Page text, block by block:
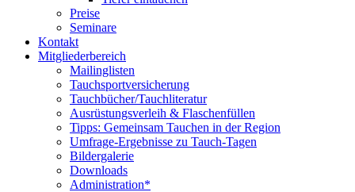
Preise
Seminare
Kontakt
Mitgliederbereich
Mailinglisten
Tauchsportversicherung
Tauchbücher/Tauchliteratur
Ausrüstungsverleih & Flaschenfüllen
Tipps: Gemeinsam Tauchen in der Region
Umfrage-Ergebnisse zu Tauch-Tagen
Bildergalerie
Downloads
Administration*